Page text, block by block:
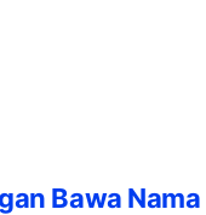
Bawa Nama